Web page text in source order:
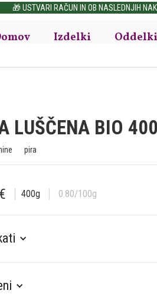
NAKUPIH NAD 30€ PRIHRANI DO 15%
Izdelki Oddelki
LUŠČENA BIO
pira
€ 400g 0.80/100g